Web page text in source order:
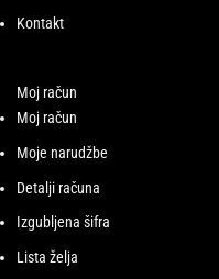
Kontakt
Moj račun
Moj račun
Moje narudžbe
Detalji računa
Izgubljena šifra
Lista želja